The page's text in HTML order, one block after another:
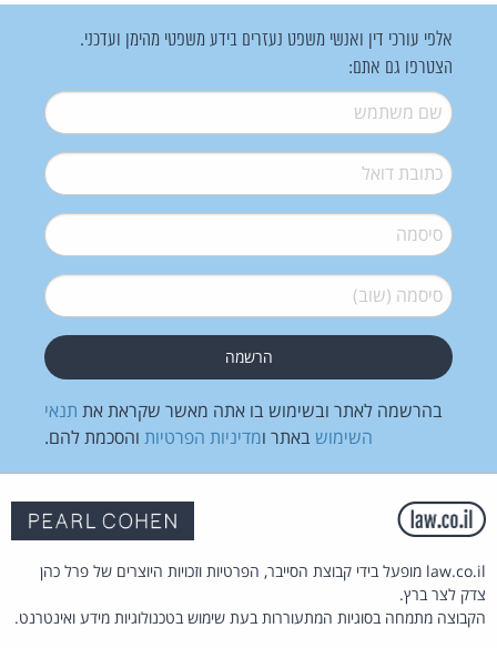
אלפי עורכי דין ואנשי משפט נעזרים בידע משפטי מהימן ועדכני.
הצטרפו גם אתם:
שם משתמש*
דואל*
סיסמה*
סיסמה (שוב)*
בהרשמה לאתר ובשימוש בו אתה מאשר שקראת את תנאי
השימוש באתר ומדיניות הפרטיות והסכמת להם.
law.co.il מופעל בידי קבוצת הסייבר, הפרטיות וזכויות היוצרים של פרל כהן
צדק לצר ברץ.
הקבוצה מתמחה בסוגיות המתעוררות בעת שימוש בטכנולוגיות מידע ואינטרנט.